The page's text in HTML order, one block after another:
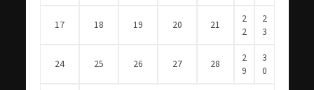
17 18 19 20 21
2
2
2
3
24 25 26 27 28
2
9
3
0